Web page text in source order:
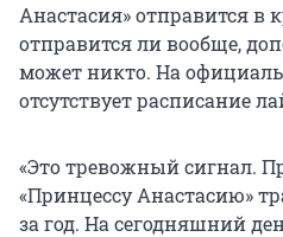
Анастасия» отправится в
отправится ли вообще,
может никто. На
отсутствует расписание
«Это тревожный сигнал.
«Принцессу Анастасию»
за год. На сегодняшний